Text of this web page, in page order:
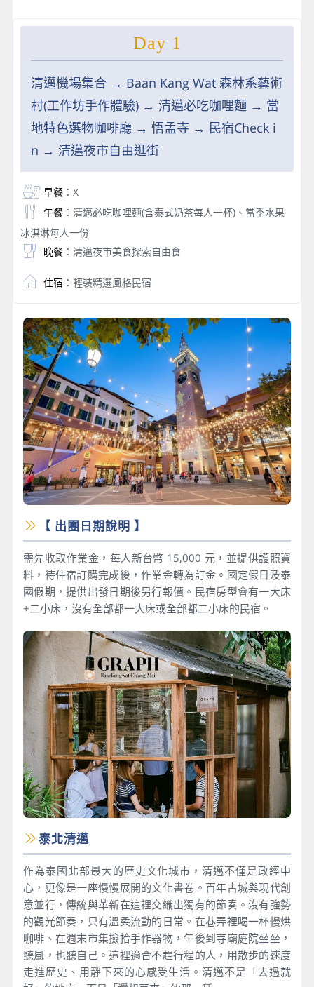
Day 1
清邁機場集合 → Baan Kang Wat 森林系藝術
村(工作坊手作體驗) → 清邁必吃咖哩麵 → 當
地特色選物咖啡廳 → 悟孟寺 → 民宿Check i
n → 清邁夜市自由逛街
早餐：X
午餐：清邁必吃咖哩麵(含泰式奶茶每人一杯)、當季水果
冰淇淋每人一份
晚餐：清邁夜市美食探索自由食
住宿 ：輕裝精選風格民宿
【 出團日期說明 】
需先收取作業金，每人新台幣 15,000 元，並提供護照資
料，待住宿訂購完成後，作業金轉為訂金。國定假日及泰
國假期，提供出發日期後另行報價。民宿房型會有一大床
+二小床，沒有全部都一大床或全部都二小床的民宿。
泰北清邁
作為泰國北部最大的歷史文化城市，清邁不僅是政經中
心，更像是一座慢慢展開的文化書卷。百年古城與現代創
意並行，傳統與革新在這裡交織出獨有的節奏。沒有強勢
的觀光節奏，只有溫柔流動的日常。在巷弄裡喝一杯慢烘
咖啡、在週末市集撿拾手作器物，午後到寺廟庭院坐坐，
聽風，也聽自己。這裡適合不趕行程的人，用散步的速度
走進歷史、用靜下來的心感受生活。清邁不是「去過就